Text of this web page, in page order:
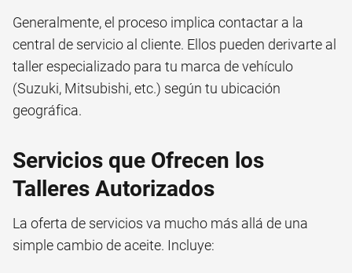
Generalmente, el proceso implica contactar a la
central de servicio al cliente. Ellos pueden derivarte al
taller especializado para tu marca de vehículo
(Suzuki, Mitsubishi, etc.) según tu ubicación
geográfica.
Servicios que Ofrecen los
Talleres Autorizados
La oferta de servicios va mucho más allá de una
simple cambio de aceite. Incluye: